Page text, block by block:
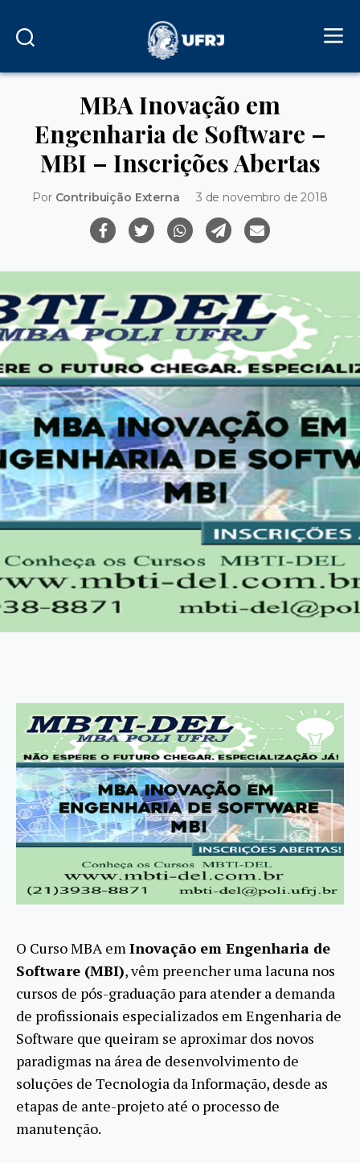
MBA Inovação em
Engenharia de Software –
MBI – Inscrições Abertas
Por Contribuição Externa 3 de novembro de 2018
O Curso MBA emInovação em Engenharia de
Software (MBI), vêm preencher uma lacuna nos
cursos de pós-graduação para atender a demanda
de profissionais especializados em Engenharia de
Software que queiram se aproximar dos novos
paradigmas na área de desenvolvimento de
soluções de Tecnologia da Informação, desde as
etapas de ante-projeto até o processo de
manutenção.